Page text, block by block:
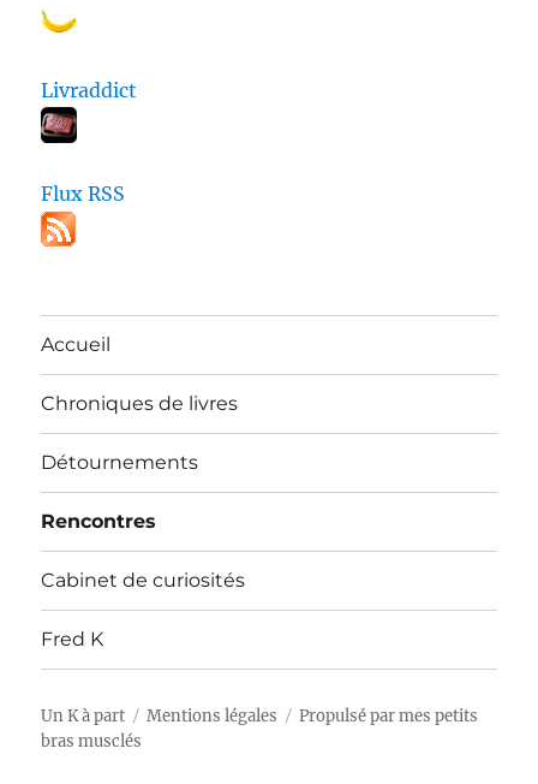
Livraddict
Flux RSS
Accueil
Chroniques de livres
Détournements
Rencontres
Cabinet de curiosités
Fred K
Un K à part Mentions légales
Propulsé par mes petits
bras musclés